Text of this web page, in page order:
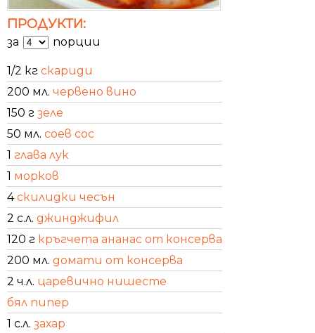
ПРОДУКТИ:
за порции
1/2 кг скариди
200 мл. червено вино
150 г зеле
50 мл. соев сос
1 глава лук
1 морков
4скилидки чесън
2 с.л. джинджифил
120 г кръгчета ананас от консерва
200 мл. домати от консерва
2 ч.л. царевично нишесте
бял пипер
1 с.л. захар